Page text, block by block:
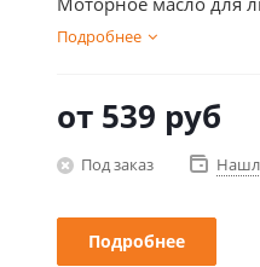
Подробнее
от 539 руб
Под заказ
Подробнее